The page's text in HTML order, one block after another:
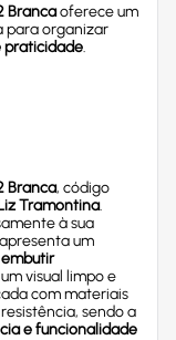
Brancaoferece um
para organizar
praticidade.
Branca, código
Tramontina.
à sua
um
embutir
visual limpo e
com materiais
sendo a
e funcionalidade